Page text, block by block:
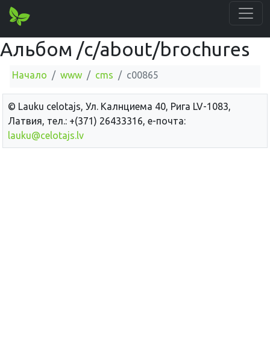
Альбом /c/about/brochures
Начало www cms c00865
© Lauku сelotajs, Ул. Калнциема 40, Рига LV-1083,
Латвия, тел.: +(371) 26433316, е-почта:
lauku@celotajs.lv